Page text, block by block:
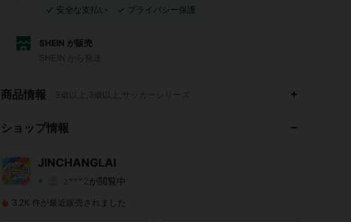
安全な支払い
プライバシー保護
SHEIN が販売
SHEIN から発送
商品情報 3歳以上,3歳以上,サッカーシリーズ
ショップ情報
JINCHANGLAI
4.83 112商品
3.2K 件が最近販売されました